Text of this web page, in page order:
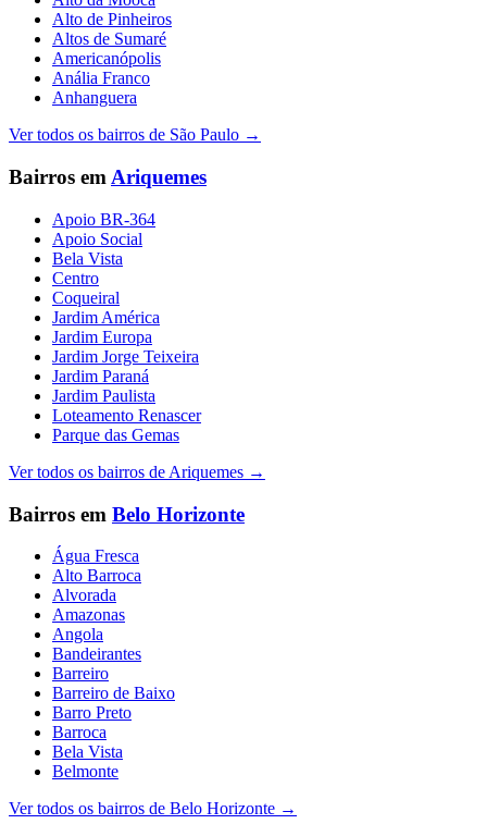
Alto de Pinheiros
Altos de Sumaré
Americanópolis
Anália Franco
Anhanguera
Ver todos os bairros de São Paulo →
Bairros em Ariquemes
Apoio BR-364
Apoio Social
Bela Vista
Centro
Coqueiral
Jardim América
Jardim Europa
Jardim Jorge Teixeira
Jardim Paraná
Jardim Paulista
Loteamento Renascer
Parque das Gemas
Ver todos os bairros de Ariquemes →
Bairros em Belo Horizonte
Água Fresca
Alto Barroca
Alvorada
Amazonas
Angola
Bandeirantes
Barreiro
Barreiro de Baixo
Barro Preto
Barroca
Bela Vista
Belmonte
Ver todos os bairros de Belo Horizonte →